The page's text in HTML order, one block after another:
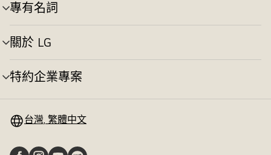
切
換
專有名詞
選
單
切
換
關於 LG
選
單
切
換
特約企業專案
選
換 台灣, 繁體中文